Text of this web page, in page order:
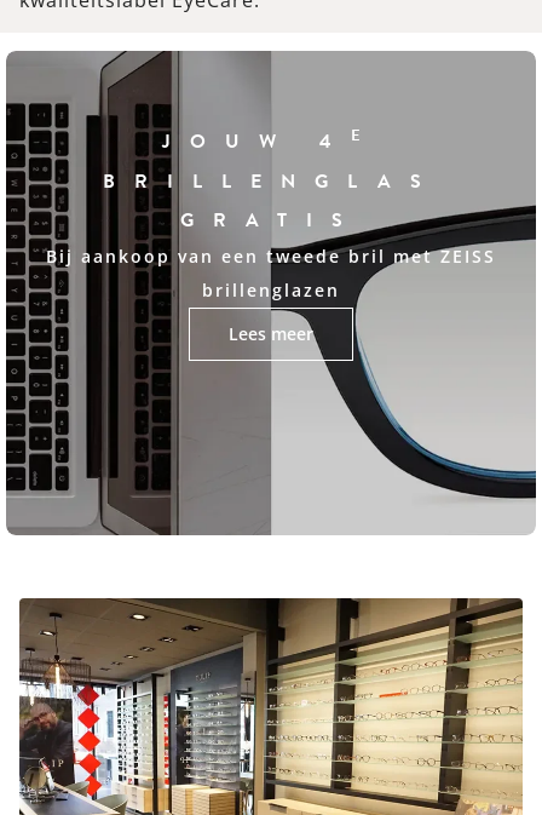
JOUW 4 E
BRILLENGLAS
GRATIS
Bij aankoop van een tweede bril met ZEISS
brillenglazen
Lees meer